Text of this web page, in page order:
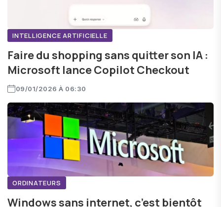
INTELLIGENCE ARTIFICIELLE
Faire du shopping sans quitter son IA :
Microsoft lance Copilot Checkout
09/01/2026 À 06:30
ORDINATEURS
Windows sans internet, c’est bientôt